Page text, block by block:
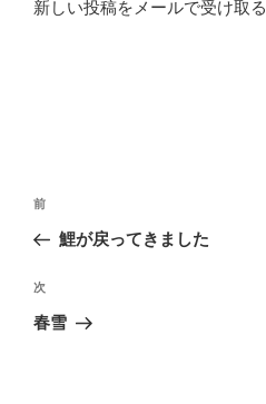
新しい投稿をメールで受け取る
稿
ナ
ゲ
ー
前
の
稿
前
鯉が戻ってきました
次
の
次
春雪